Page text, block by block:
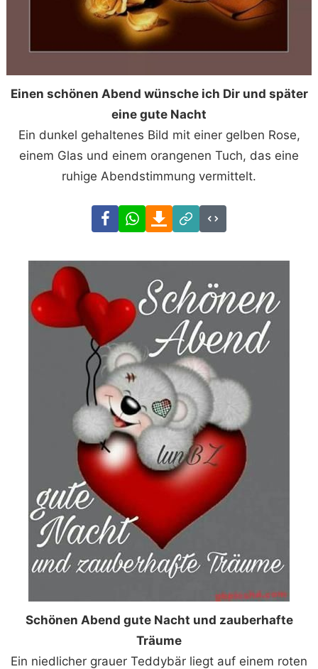
Einen schönen Abend wünsche ich Dir und später
eine gute Nacht
Ein dunkel gehaltenes Bild mit einer gelben Rose,
einem Glas und einem orangenen Tuch, das eine
ruhige Abendstimmung vermittelt.
FacebookWhatsAppDownload
Link
Code
Schönen Abend gute Nacht und zauberhafte
Träume
Ein niedlicher grauer Teddybär liegt auf einem roten